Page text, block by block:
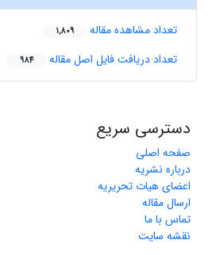
تعداد مشاهده مقاله 1,809
تعداد دریافت فایل اصل مقاله 984
دسترسی سریع
صفحه اصلی
درباره نشریه
اعضای هیات تحریریه
ارسال مقاله
تماس با ما
نقشه سایت